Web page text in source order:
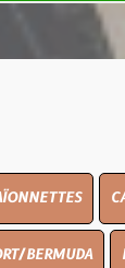
CAMPING/
PATCHS 3D